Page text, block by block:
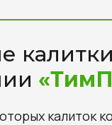
калиток